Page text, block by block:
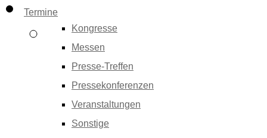
Termine
Kongresse
Messen
Presse-Treffen
Pressekonferenzen
Veranstaltungen
Sonstige